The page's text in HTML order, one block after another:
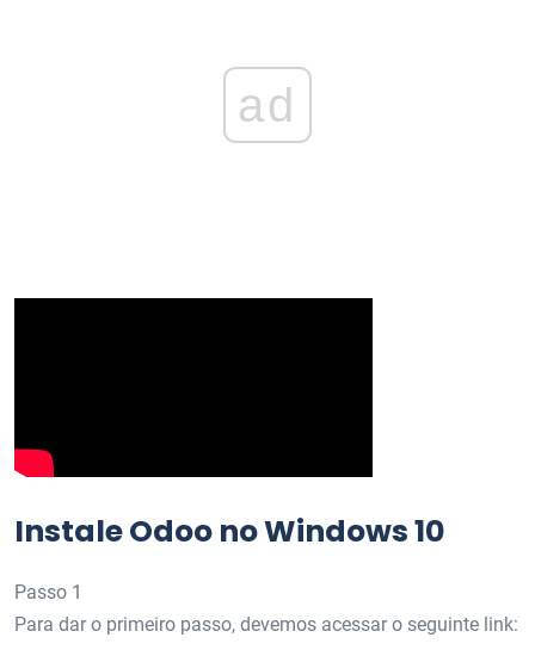
ad
Instale Odoo no Windows 10
Passo 1
Para dar o primeiro passo, devemos acessar o seguinte link: